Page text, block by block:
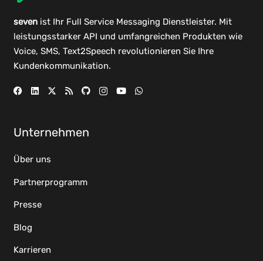
sevenist Ihr Full Service Messaging Dienstleister. Mit
leistungsstarker API und umfangreichen Produkten wie
Voice, SMS, Text2Speech revolutionieren Sie Ihre
Kundenkommunikation.
Unternehmen
Über uns
Partnerprogramm
Presse
Blog
Karrieren